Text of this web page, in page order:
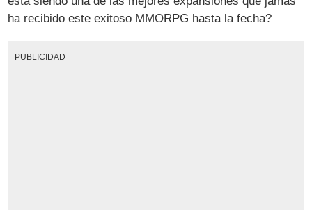
ha recibido este exitoso MMORPG hasta la fecha?
PUBLICIDAD